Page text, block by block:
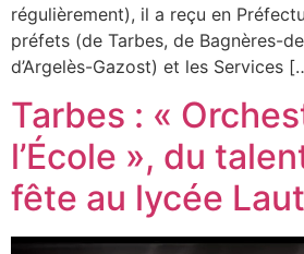
régulièrement), il a reçu en
préfets (de Tarbes, de Bagnères-
d’Argelès-Gazost) et les Services
Tarbes : «
l’École », du
fête au lycée